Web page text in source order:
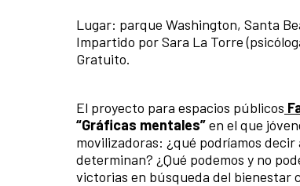
Lugar: parque Washington, Santa
Impartido por Sara La Torre
Gratuito.
El proyecto para espacios públicos
“Gráficas mentales”en el que
movilizadoras: ¿qué podríamos
determinan? ¿Qué podemos y no
victorias en búsqueda del bienestar